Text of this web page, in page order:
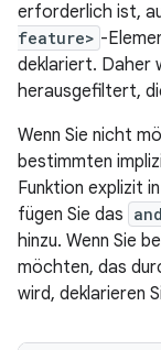
erforderlich ist,
feature> -
deklariert. Daher
herausgefiltert,
Wenn Sie nicht
bestimmten
Funktion explizit
fügen Sie das
hinzu. Wenn Sie
möchten, das
wird, deklarieren